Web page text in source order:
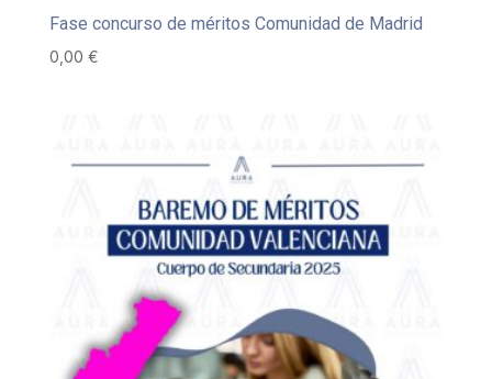
Fase concurso de méritos Comunidad de Madrid
0,00 €